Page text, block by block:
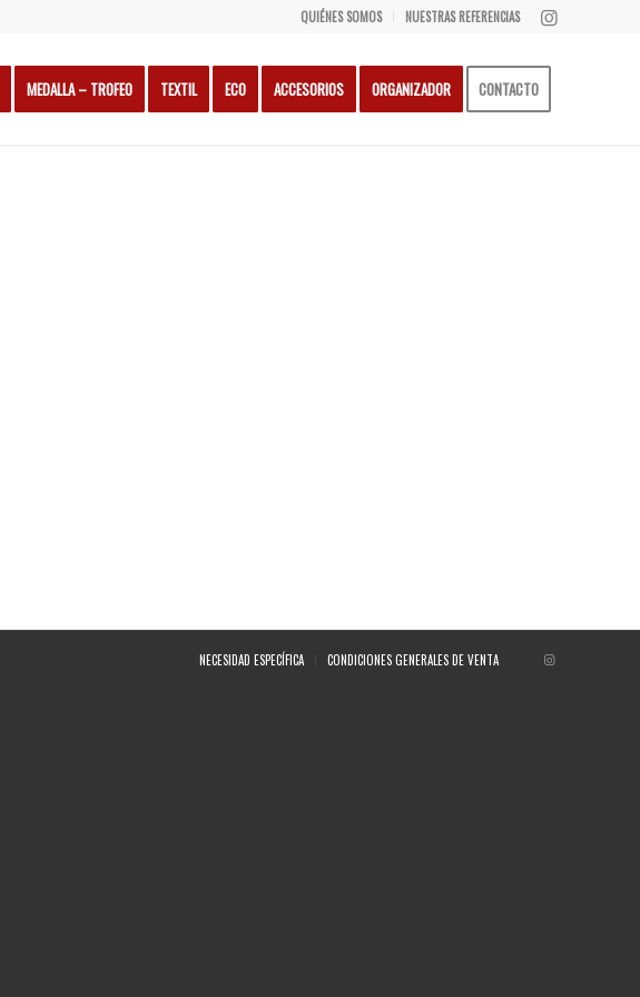
QUIÉNES SOMOS NUESTRAS REFERENCIAS
MEDALLA – TROFEO TEXTIL ECO ACCESORIOS ORGANIZADOR CONTACTO
NECESIDAD ESPECÍFICA CONDICIONES GENERALES DE VENTA